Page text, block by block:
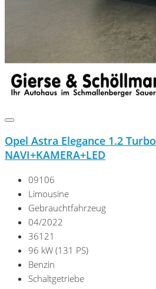
Opel Astra Elegance 1.2 Turbo
NAVI+KAMERA+LED
09106
Limousine
Gebrauchtfahrzeug
04/2022
36121
96 kW (131 PS)
Benzin
Schaltgetriebe